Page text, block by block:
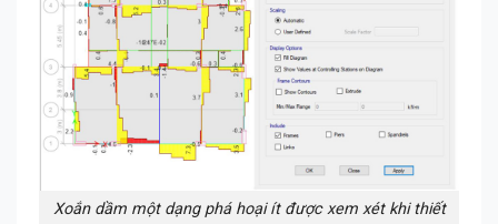
Xoắn dầm một dạng phá hoại ít được xem xét khi thiết